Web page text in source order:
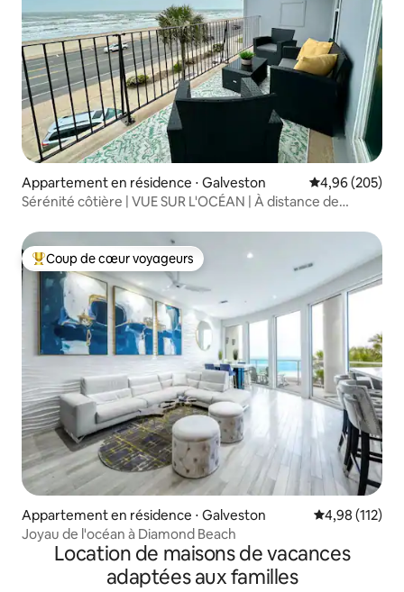
Appartement en résidence ⋅ Galveston Évaluation
4,96 (205)
Sérénité côtière | VUE SUR L'OCÉAN | À distance de
Coups de cœur voyageurs les plus appréciés
Coup de cœur voyageurs
Appartement en résidence ⋅ Galveston Évaluation
4,98 (112)
Joyau de l'océan à Diamond Beach
Location de maisons de vacances
adaptées aux familles